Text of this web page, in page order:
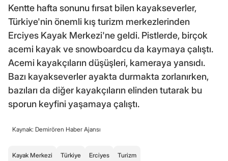
Kentte hafta sonunu fırsat bilen kayakseverler,
Türkiye'nin önemli kış turizm merkezlerinden
Erciyes Kayak Merkezi'ne geldi. Pistlerde, birçok
acemi kayak ve snowboardcu da kaymaya çalıştı.
Acemi kayakçıların düşüşleri, kameraya yansıdı.
Bazı kayakseverler ayakta durmakta zorlanırken,
bazıları da diğer kayakçıların elinden tutarak bu
sporun keyfini yaşamaya çalıştı.
Kaynak: Demirören Haber Ajansı
Kayak Merkezi Türkiye Erciyes Turizm